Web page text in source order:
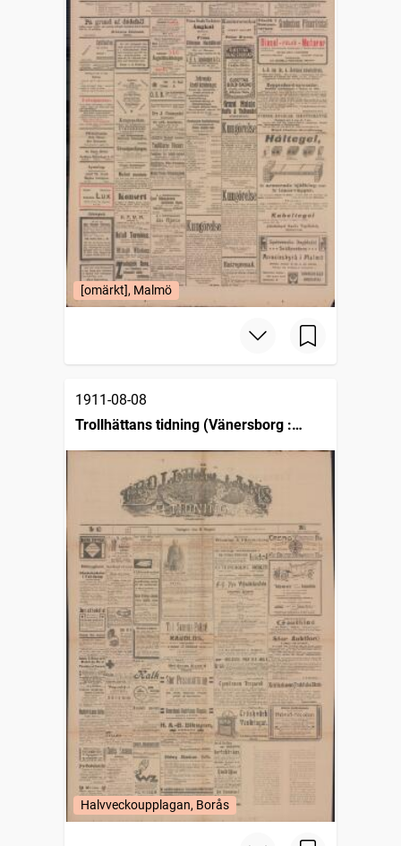
[omärkt], Malmö
1911-08-08
Trollhättans tidning (Vänersborg :
Halvveckoupplagan, Borås